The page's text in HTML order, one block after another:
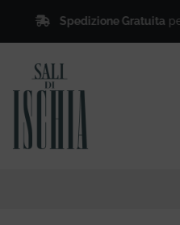
Spedizione Gratuitaper